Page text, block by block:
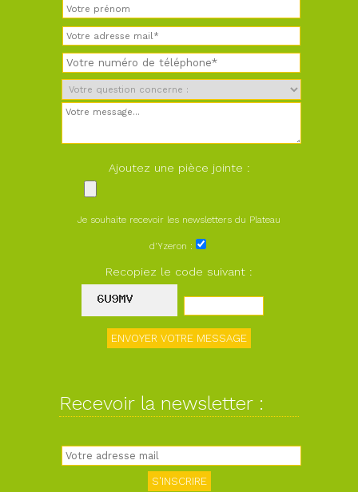
Ajoutez une pièce jointe :
Je souhaite recevoir les newsletters du Plateau
d'Yzeron :
Recopiez le code suivant :
Recevoir la newsletter :